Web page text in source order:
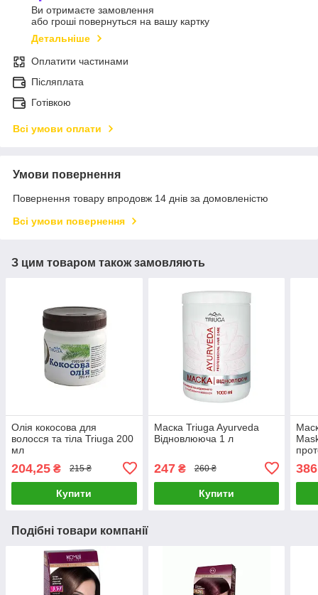
Ви отримаєте замовлення
або гроші повернуться на вашу картку
Детальніше
Оплатити частинами
Післяплата
Готівкою
Всі умови оплати
Умови повернення
Повернення товару впродовж 14 днів за домовленістю
Всі умови повернення
З цим товаром також замовляють
Олія кокосова для
волосся та тіла Triuga 200
мл
204,25 ₴ 215 ₴
Купити
Маска Triuga Ayurveda
Відновлююча 1 л
247₴ 260 ₴
Купити
Подібні товари компанії